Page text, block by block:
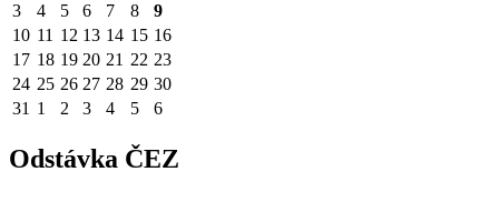
3
4 5 6 7 8
9
10 11 12 13 14 15 16
17 18 19 20 21 22 23
24 25 26 27 28 29 30
31 1 2 3 4 5 6
Odstávka ČEZ